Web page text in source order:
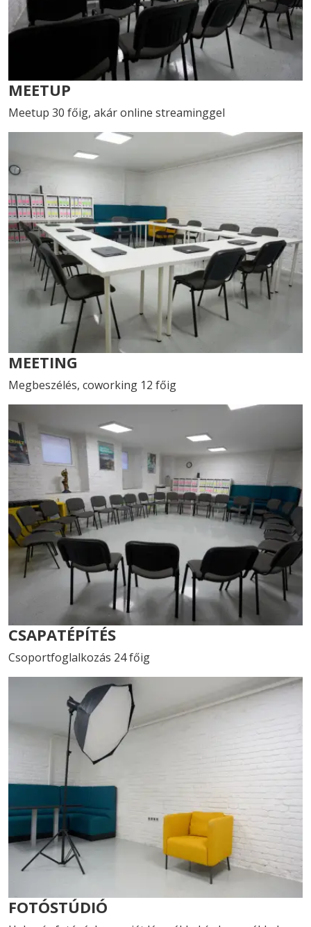
MEETUP
Meetup 30 főig, akár online streaminggel
MEETING
Megbeszélés, coworking 12 főig
CSAPATÉPÍTÉS
Csoportfoglalkozás 24 főig
FOTÓSTÚDIÓ